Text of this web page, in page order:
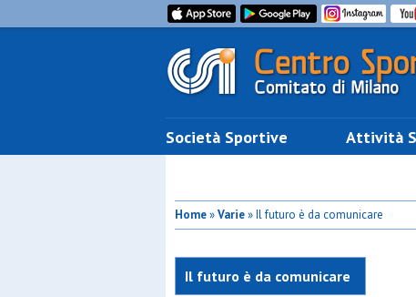
Società Sportive Attività
Home»Varie» Il futuro è da comunicare
Il futuro è da comunicare